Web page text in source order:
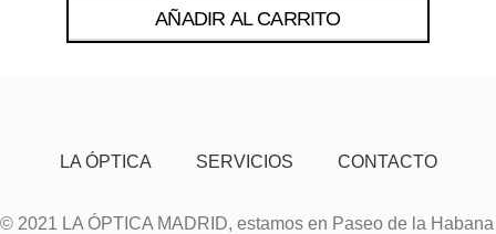
AÑADIR AL CARRITO
LA ÓPTICA SERVICIOS CONTACTO
© 2021 LA ÓPTICA MADRID, estamos en Paseo de la Habana